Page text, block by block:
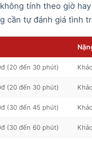
tính theo giờ
cần tự đánh giá tình
(20 đến 30 phút)
(20 đến 30 phút)
(30 đến 45 phút)
(30 đến 60 phút)